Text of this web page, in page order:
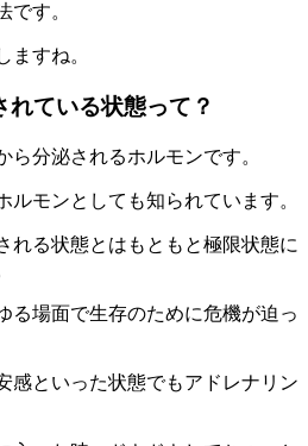
です。
ますね。
ている状態って？
ら分泌されるホルモンです。
ルモンとしても知られています。
れる状態とはもともと極限状態に
る場面で生存のために危機が迫っ
感といった状態でもアドレナリン